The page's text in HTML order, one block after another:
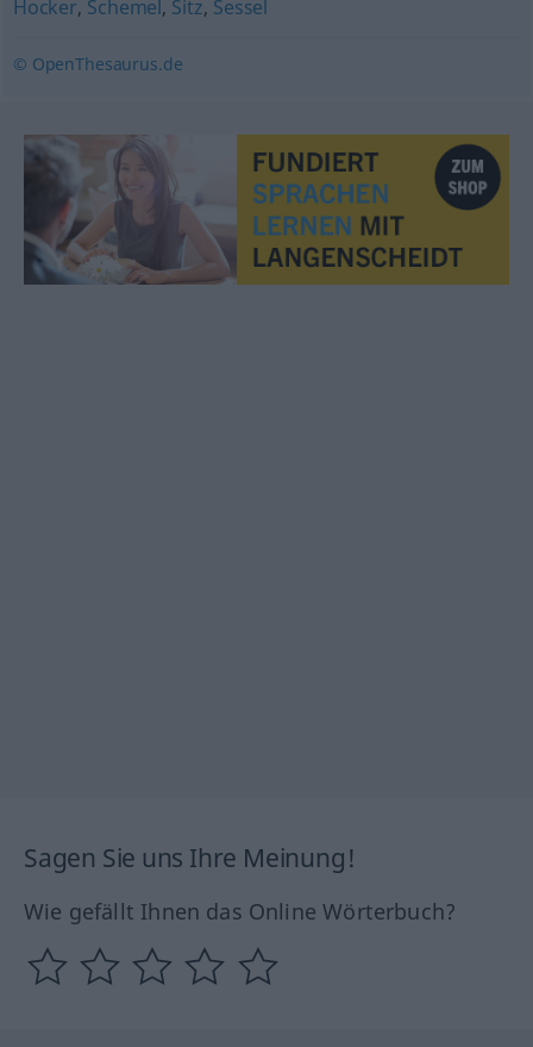
Hocker, Schemel, Sitz, Sessel
© OpenThesaurus.de
Sagen Sie uns Ihre Meinung!
Wie gefällt Ihnen das Online Wörterbuch?